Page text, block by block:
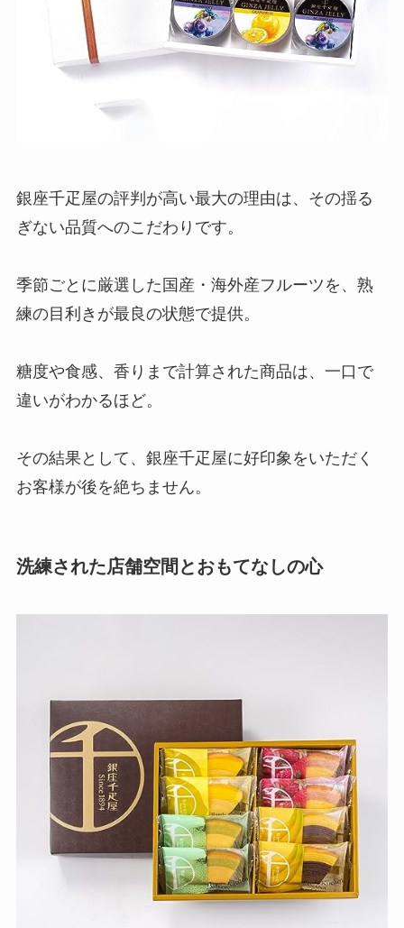
銀座千疋屋の評判が高い最大の理由は、その揺る
ぎない品質へのこだわりです。
季節ごとに厳選した国産・海外産フルーツを、熟
練の目利きが最良の状態で提供。
糖度や食感、香りまで計算された商品は、一口で
違いがわかるほど。
その結果として、銀座千疋屋に好印象をいただく
お客様が後を絶ちません。
洗練された店舗空間とおもてなしの心